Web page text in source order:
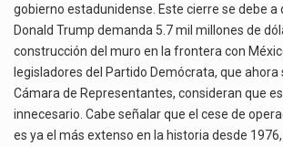
gobierno estadunidense. Este cierre se debe a
Donald Trump demanda 5.7 mil millones de
construcción del muro en la frontera con
legisladores del Partido Demócrata, que ahora
Cámara de Representantes, consideran que
innecesario. Cabe señalar que el cese de
es ya el más extenso en la historia desde